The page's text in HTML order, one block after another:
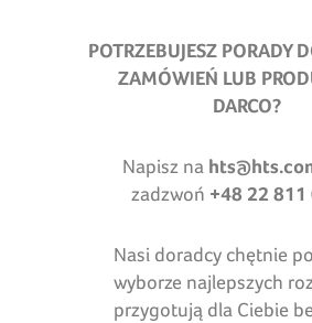
POTRZEBUJESZ PORADY
ZAMÓWIEŃ LUB
DARCO?
Napisz na
zadzwoń +48 22 811
Nasi doradcy chętnie
wyborze najlepszych
przygotują dla Ciebie